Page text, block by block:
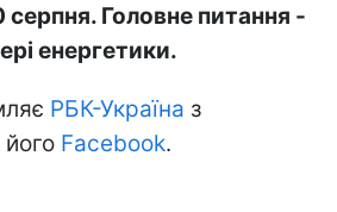
Головне питання -
енергетики.
РБК-Україна з
Facebook.